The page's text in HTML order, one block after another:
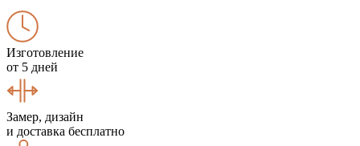
Изготовление
от 5 дней
Замер, дизайн
и доставка бесплатно